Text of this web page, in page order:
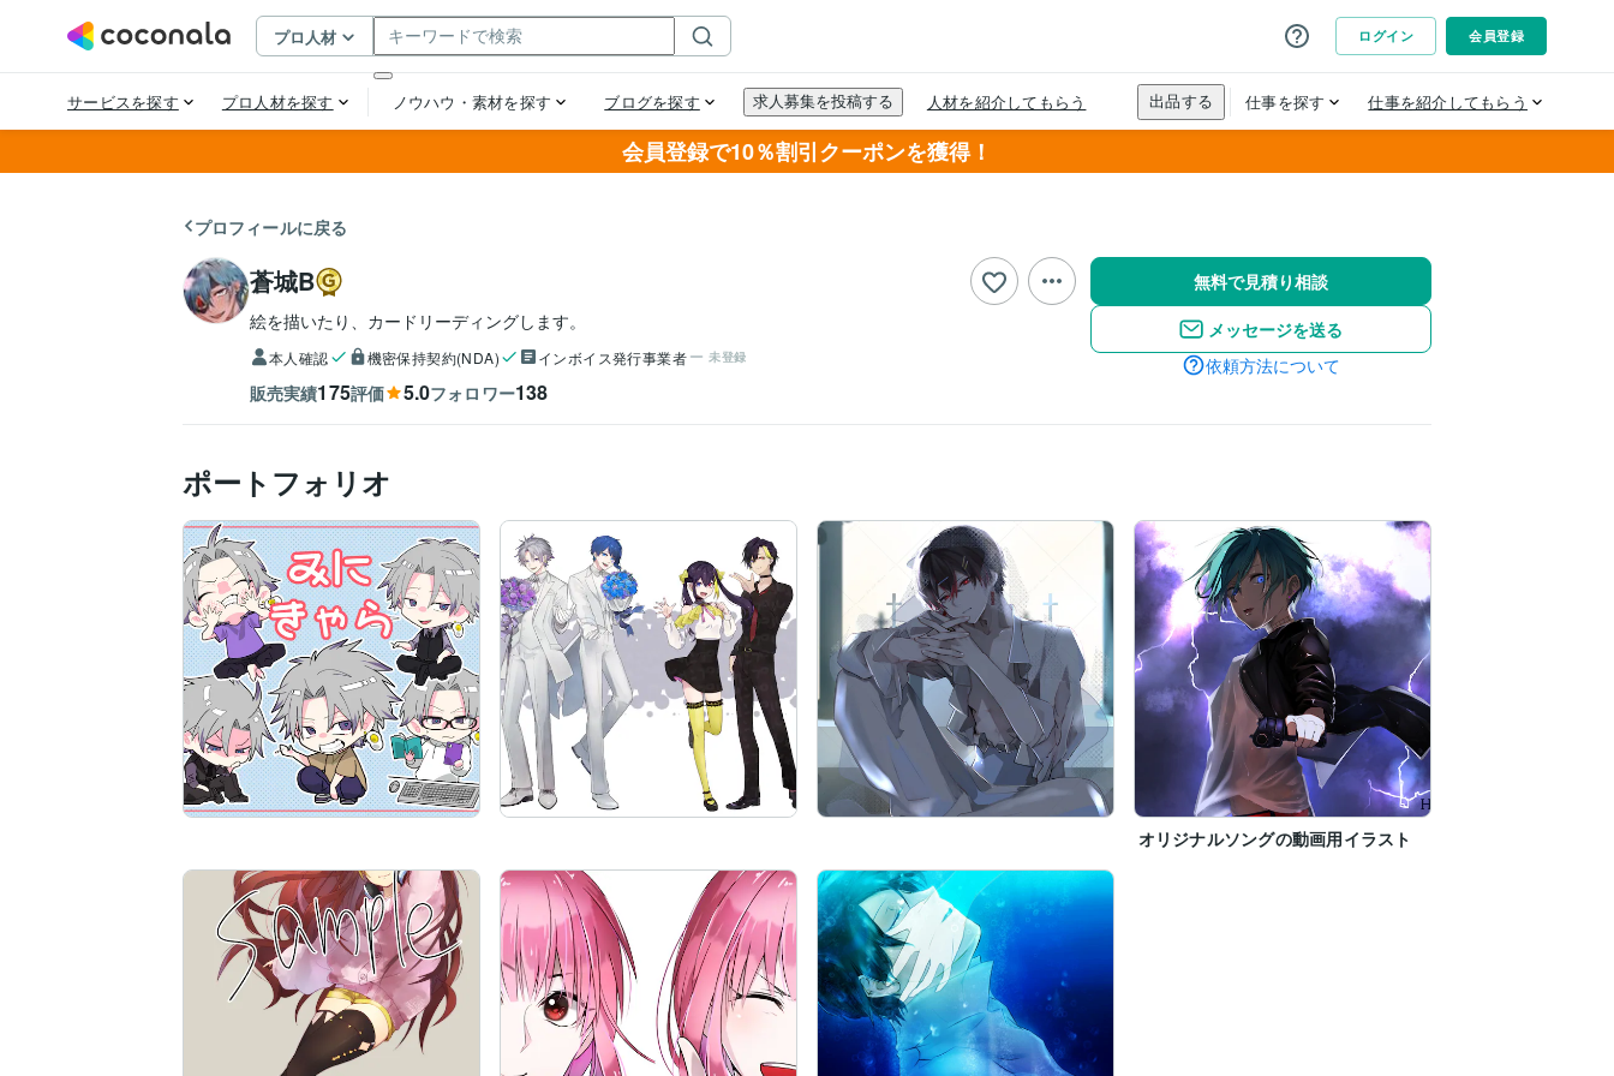
会員登録で10％割引クーポンを獲得！
プロフィールに戻る
蒼城B
絵を描いたり、カードリーディングします。
本人確認 機密保持契約(NDA) インボイス発行事業者 未登録
販売実績175評価 5.0フォロワー138
無料で見積り相談
メッセージを送る
依頼方法について
ポートフォリオ
オリジナルソングの動画用イラスト